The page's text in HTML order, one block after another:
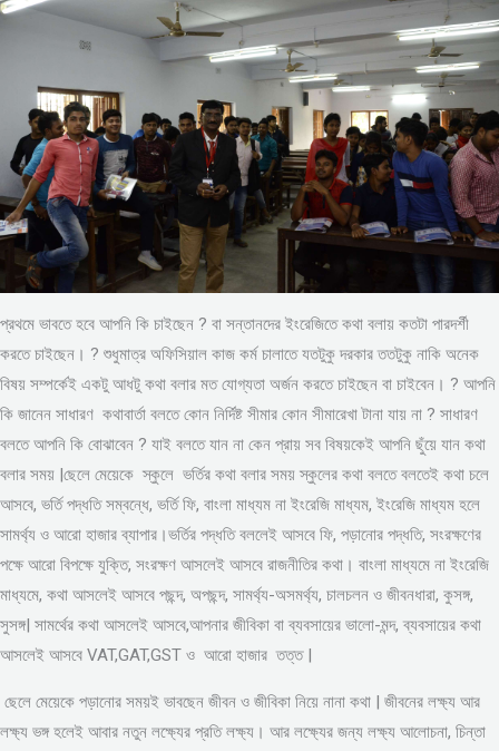
প্রথমে ভাবতে হবে আপনি কি চাইছেন ? বা সন্তানদের ইংরেজিতে কথা বলায় কতটা পারদর্শী
করতে চাইছেন। ? শুধুমাত্র অফিসিয়াল কাজ কর্ম চালাতে যতটুকু দরকার ততটুকু নাকি অনেক
বিষয় সম্পর্কেই একটু আধটু কথা বলার মত যোগ্যতা অর্জন করতে চাইছেন বা চাইবেন। ? আপনি
কি জানেন সাধারণ কথাবার্তা বলতে কোন নির্দিষ্ট সীমার কোন সীমারেখা টানা যায় না ? সাধারণ
বলতে আপনি কি বোঝাবেন ? যাই বলতে যান না কেন প্রায় সব বিষয়কেই আপনি ছুঁয়ে যান কথা
বলার সময় |ছেলে মেয়েকে স্কুলে ভর্তির কথা বলার সময় স্কুলের কথা বলতে বলতেই কথা চলে
আসবে, ভর্তি পদ্ধতি সম্বন্ধে, ভর্তি ফি, বাংলা মাধ্যম না ইংরেজি মাধ্যম, ইংরেজি মাধ্যম হলে
সামর্থ্য ও আরো হাজার ব্যাপার।ভর্তির পদ্ধতি বললেই আসবে ফি, পড়ানোর পদ্ধতি, সংরক্ষণের
পক্ষে আরো বিপক্ষে যুক্তি, সংরক্ষণ আসলেই আসবে রাজনীতির কথা। বাংলা মাধ্যমে না ইংরেজি
মাধ্যমে, কথা আসলেই আসবে পছন্দ, অপছন্দ, সামর্থ্য-অসমর্থ্য, চালচলন ও জীবনধারা, কুসঙ্গ,
সুসঙ্গ| সামর্থের কথা আসলেই আসবে,আপনার জীবিকা বা ব্যবসায়ের ভালো-মন্দ, ব্যবসায়ের কথা
আসলেই আসবে VAT,GAT,GST ও আরো হাজার তত্ত |
ছেলে মেয়েকে পড়ানোর সময়ই ভাবছেন জীবন ও জীবিকা নিয়ে নানা কথা | জীবনের লক্ষ্য আর
লক্ষ্য ভঙ্গ হলেই আবার নতুন লক্ষ্যের প্রতি লক্ষ্য। আর লক্ষ্যের জন্য লক্ষ্য আলোচনা, চিন্তা